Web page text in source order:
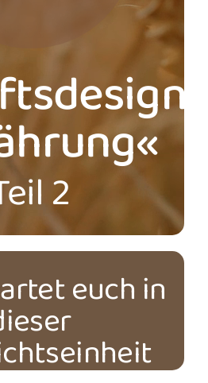
2
euch in